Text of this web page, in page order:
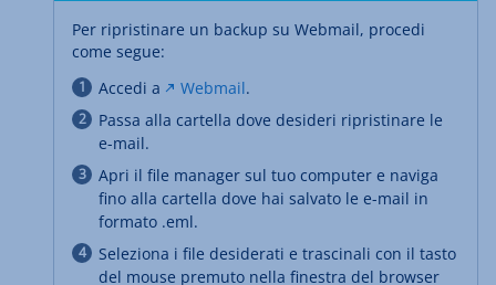
Per ripristinare un backup su Webmail, procedi
come segue:
Accedi a
Webmail.
Passa alla cartella dove desideri ripristinare le
e-mail.
Apri il file manager sul tuo computer e naviga
fino alla cartella dove hai salvato le e-mail in
formato .eml.
Seleziona i file desiderati e trascinali con il tasto
del mouse premuto nella finestra del browser